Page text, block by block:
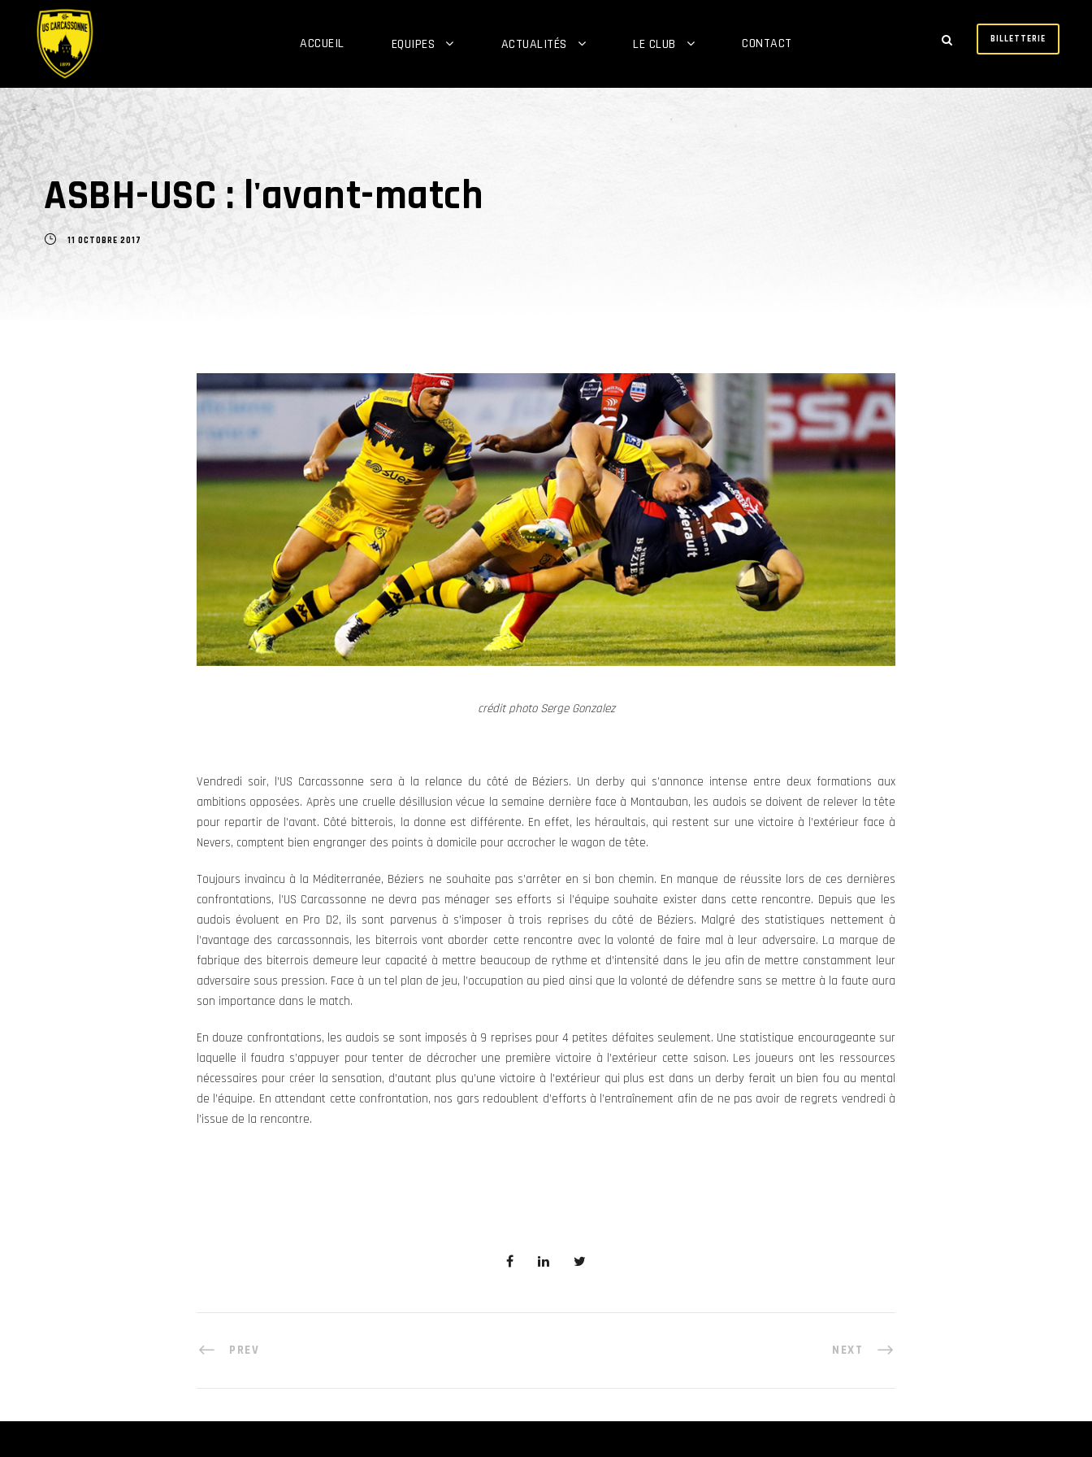
ACCUEIL EQUIPES ACTUALITÉS LE CLUB CONTACT BILLETTERIE
ASBH-USC : l'avant-match
11 OCTOBRE 2017
crédit photo Serge Gonzalez
Vendredi soir, l’US Carcassonne sera à la relance du côté de Béziers. Un derby qui s’annonce intense entre deux formations aux
ambitions opposées. Après une cruelle désillusion vécue la semaine dernière face à Montauban, les audois se doivent de relever la tête
pour repartir de l’avant. Côté bitterois, la donne est différente. En effet, les héraultais, qui restent sur une victoire à l’extérieur face à
Nevers, comptent bien engranger des points à domicile pour accrocher le wagon de tête.
Toujours invaincu à la Méditerranée, Béziers ne souhaite pas s’arrêter en si bon chemin. En manque de réussite lors de ces dernières
confrontations, l’US Carcassonne ne devra pas ménager ses efforts si l’équipe souhaite exister dans cette rencontre. Depuis que les
audois évoluent en Pro D2, ils sont parvenus à s’imposer à trois reprises du côté de Béziers. Malgré des statistiques nettement à
l’avantage des carcassonnais, les biterrois vont aborder cette rencontre avec la volonté de faire mal à leur adversaire. La marque de
fabrique des biterrois demeure leur capacité à mettre beaucoup de rythme et d’intensité dans le jeu afin de mettre constamment leur
adversaire sous pression. Face à un tel plan de jeu, l’occupation au pied ainsi que la volonté de défendre sans se mettre à la faute aura
son importance dans le match.
En douze confrontations, les audois se sont imposés à 9 reprises pour 4 petites défaites seulement. Une statistique encourageante sur
laquelle il faudra s’appuyer pour tenter de décrocher une première victoire à l’extérieur cette saison. Les joueurs ont les ressources
nécessaires pour créer la sensation, d’autant plus qu’une victoire à l’extérieur qui plus est dans un derby ferait un bien fou au mental
de l’équipe. En attendant cette confrontation, nos gars redoublent d’efforts à l’entraînement afin de ne pas avoir de regrets vendredi à
l’issue de la rencontre.
PREV NEXT